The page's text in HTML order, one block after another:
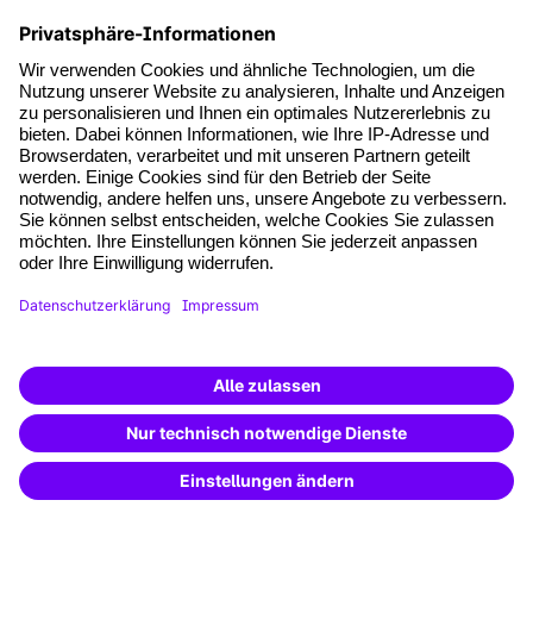
*Pflichtfelder
where tech professionals grow
AGB
Datenschutz
Cookie-Einstellungen
Vertrag widerrufen